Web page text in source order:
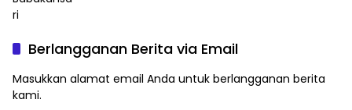
Berlangganan Berita via Email
Masukkan alamat email Anda untuk berlangganan berita
kami.